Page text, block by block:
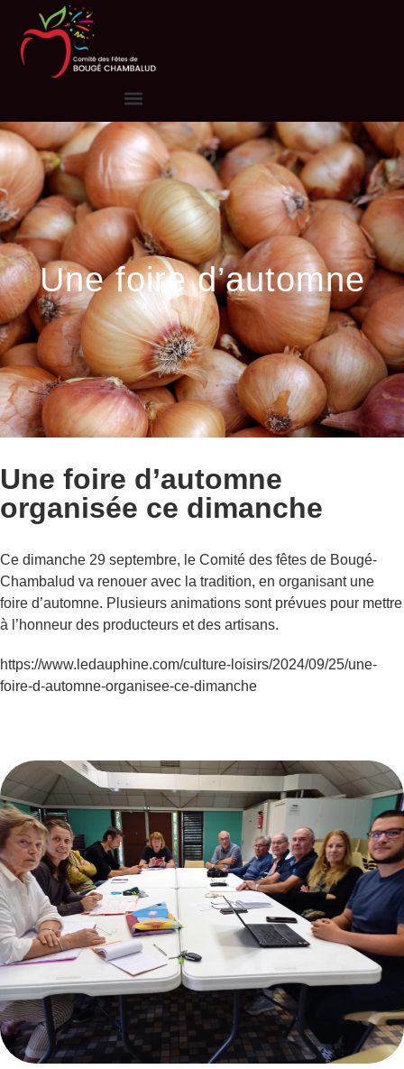
Une foire d’automne
Une foire d’automne
organisée ce dimanche
Ce dimanche 29 septembre, le Comité des fêtes de Bougé-
Chambalud va renouer avec la tradition, en organisant une
foire d’automne. Plusieurs animations sont prévues pour mettre
à l’honneur des producteurs et des artisans.
https://www.ledauphine.com/culture-loisirs/2024/09/25/une-
foire-d-automne-organisee-ce-dimanche